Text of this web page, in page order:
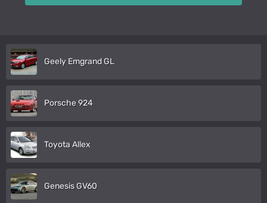
Geely Emgrand GL
Porsche 924
Toyota Allex
Genesis GV60